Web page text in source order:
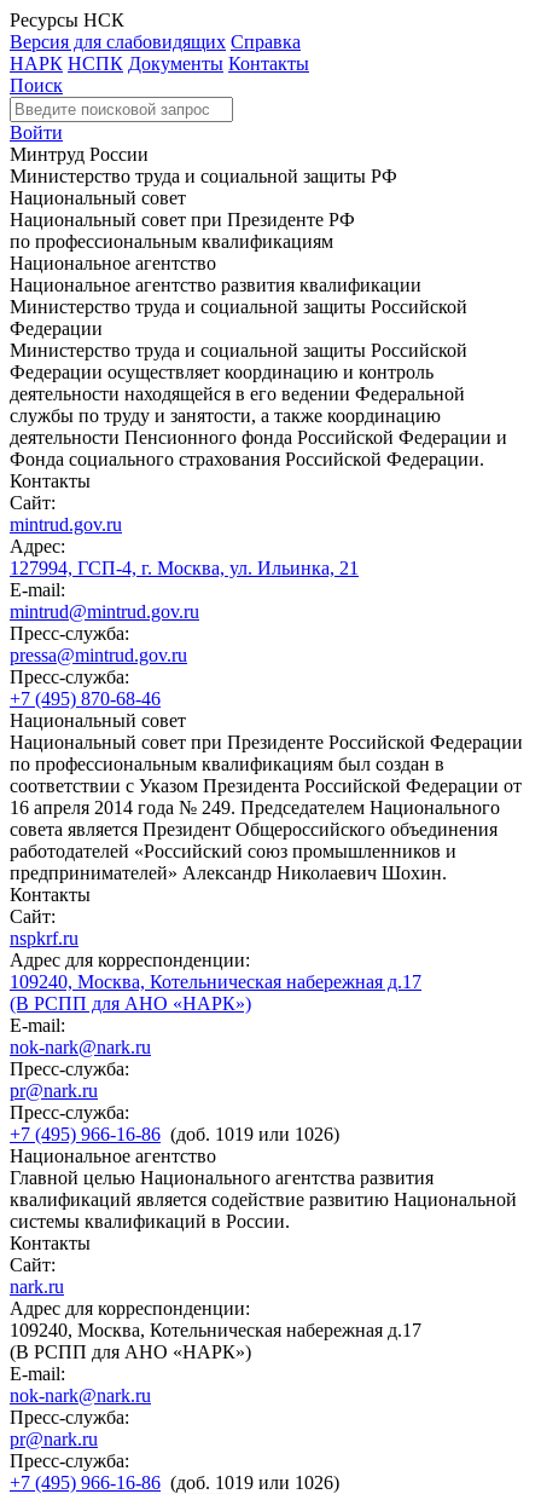
Ресурсы НСК
Версия для слабовидящих Справка
НАРК НСПК Документы Контакты
Поиск
Войти
Минтруд России
Министерство труда и социальной защиты РФ
Национальный совет
Национальный совет при Президенте РФ
по профессиональным квалификациям
Национальное агентство
Национальное агентство развития квалификации
Министерство труда и социальной защиты Российской
Федерации
Министерство труда и социальной защиты Российской
Федерации осуществляет координацию и контроль
деятельности находящейся в его ведении Федеральной
службы по труду и занятости, а также координацию
деятельности Пенсионного фонда Российской Федерации и
Фонда социального страхования Российской Федерации.
Контакты
Сайт:
mintrud.gov.ru
Адрес:
127994, ГСП-4, г. Москва, ул. Ильинка, 21
E-mail:
mintrud@mintrud.gov.ru
Пресс-служба:
pressa@mintrud.gov.ru
Пресс-служба:
+7 (495) 870-68-46
Национальный совет
Национальный совет при Президенте Российской Федерации
по профессиональным квалификациям был создан в
соответствии с Указом Президента Российской Федерации от
16 апреля 2014 года № 249. Председателем Национального
совета является Президент Общероссийского объединения
работодателей «Российский союз промышленников и
предпринимателей» Александр Николаевич Шохин.
Контакты
Сайт:
nspkrf.ru
Адрес для корреспонденции:
109240, Москва, Котельническая набережная д.17
(В РСПП для АНО «НАРК»)
E-mail:
nok-nark@nark.ru
Пресс-служба:
pr@nark.ru
Пресс-служба:
+7 (495) 966-16-86 (доб. 1019 или 1026)
Национальное агентство
Главной целью Национального агентства развития
квалификаций является содействие развитию Национальной
системы квалификаций в России.
Контакты
Сайт:
nark.ru
Адрес для корреспонденции:
109240, Москва, Котельническая набережная д.17
(В РСПП для АНО «НАРК»)
E-mail:
nok-nark@nark.ru
Пресс-служба:
pr@nark.ru
Пресс-служба:
+7 (495) 966-16-86 (доб. 1019 или 1026)